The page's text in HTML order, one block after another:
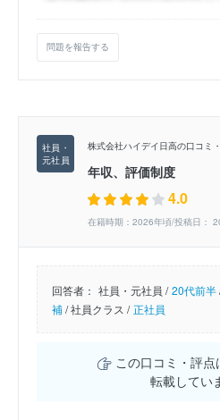
問題を報告する
株式会社ハイデイ日高の口コミ
年収、評価制度
4.0
在籍時期：2026年頃/投稿日：
回答者： 社員・元社員 / 20代前半
補/社員クラス / 正社員
この口コミ・評点
転載してい